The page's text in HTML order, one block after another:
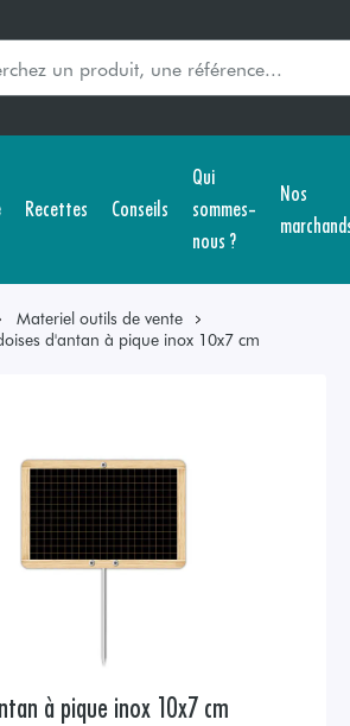
Recettes Conseils
Qui
sommes-
nous ?
Nos
Materiel outils de vente
d'antan à pique inox 10x7 cm
à pique inox 10x7 cm